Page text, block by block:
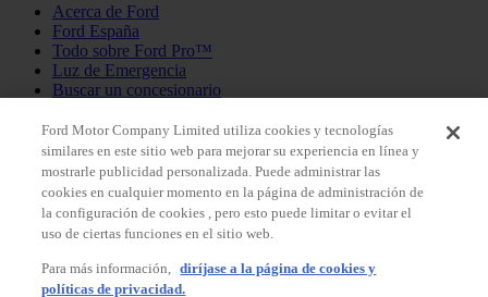
Acerca de Ford
Ford España
Todo sobre Ford Pro™
Luz de Emergencia
Buscar un concesionario
Política de privacidad
Mi Cuenta
Iniciar sesión / Registrarse
Mis pedidos
País
Ford Motor Company Limited utiliza cookies y tecnologías
similares en este sitio web para mejorar su experiencia en línea y
mostrarle publicidad personalizada. Puede administrar las
cookies en cualquier momento en la página de administración de
la configuración de cookies , pero esto puede limitar o evitar el
uso de ciertas funciones en el sitio web.
Para más información, diríjase a la página de cookies y
políticas de privacidad.